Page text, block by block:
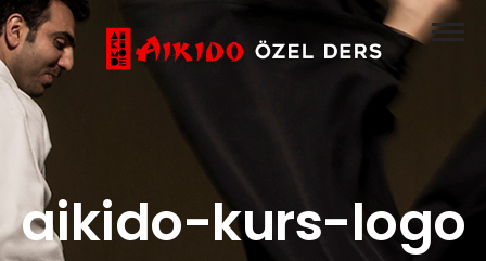
Anasayfa
Aikido
Özel Ders
Hakkımızda
İletişim
aikido-kurs-logo